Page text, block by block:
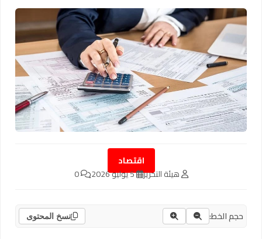
اقتصاد
هيئة التحرير 5 يوليو 2026 0
حجم الخط: نسخ المحتوى